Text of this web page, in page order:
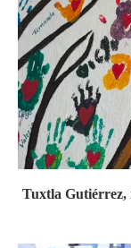
Tuxtla Gutiérrez,